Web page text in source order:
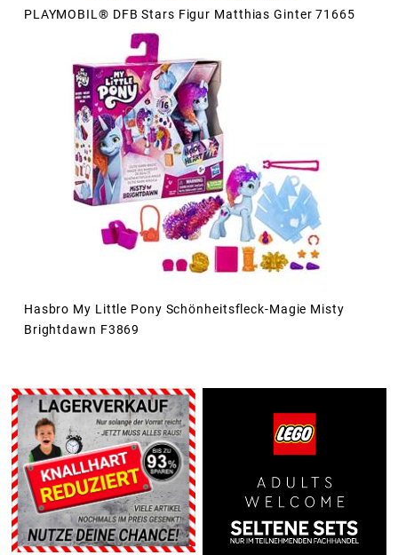
PLAYMOBIL® DFB Stars Figur Matthias Ginter 71665
Hasbro My Little Pony Schönheitsfleck-Magie Misty
Brightdawn F3869